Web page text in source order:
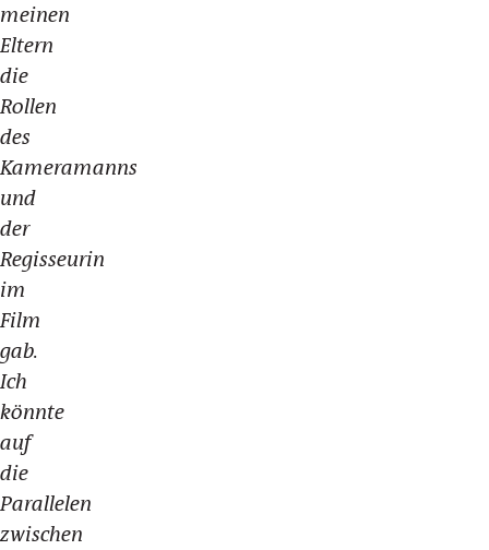
meinen
Eltern
die
Rollen
des
Kameramanns
und
der
Regisseurin
im
Film
gab.
Ich
könnte
auf
die
Parallelen
zwischen